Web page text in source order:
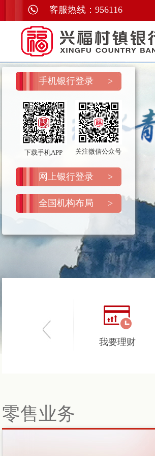
客服热线：956116
手机银行登录 >
下载手机APP 关注微信公众号
网上银行登录 >
全国机构布局 >
我要存款 我要理财
零售业务